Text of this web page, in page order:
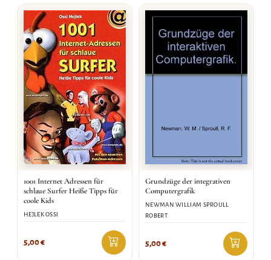
1001 Internet Adressen für
schlaue Surfer Heiße Tipps für
coole Kids
HEJLEK OSSI
5,00€
Grundzüge der integrativen
Computergrafik
NEWMAN WILLIAM SPROULL
ROBERT
5,00€